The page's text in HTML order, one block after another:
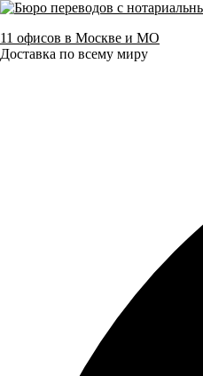
11 офисов в Москве и МО
Доставка по всему миру